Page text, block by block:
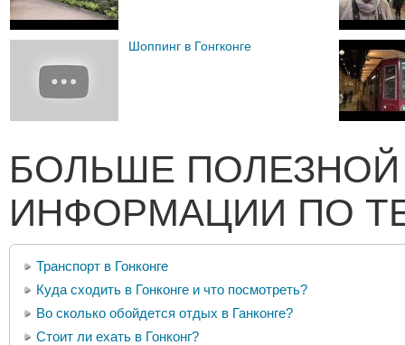
Шоппинг в Гонгконге
БОЛЬШЕ ПОЛЕЗНОЙ
ИНФОРМАЦИИ ПО
Транспорт в Гонконге
Куда сходить в Гонконге и что посмотреть?
Во сколько обойдется отдых в Ганконге?
Стоит ли ехать в Гонконг?